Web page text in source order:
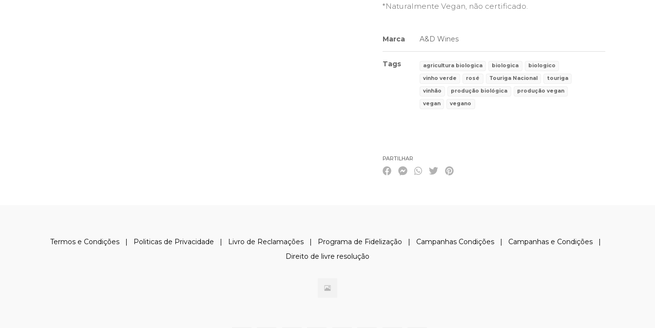
*Naturalmente Vegan, não certificado.
Marca A&D Wines
Tags agricultura biologica biologica
biologico
vinho verde
rosé Touriga Nacional
touriga
vinhão
produção biológica
produção vegan
vegan
vegano
PARTILHAR
Termos e Condições | Politicas de Privacidade | Livro de Reclamações | Programa de Fidelização | Campanhas Condições | Campanhas e Condições |
Direito de livre resolução